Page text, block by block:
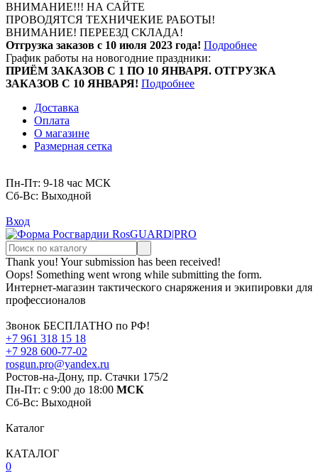
ВНИМАНИЕ!!! НА САЙТЕ
ПРОВОДЯТСЯ ТЕХНИЧЕКИЕ РАБОТЫ!
ВНИМАНИЕ! ПЕРЕЕЗД СКЛАДА!
Отгрузка заказов с 10 июля 2023 года! Подробнее
График работы на новогодние праздники:
ПРИЁМ ЗАКАЗОВ С 1 ПО 10 ЯНВАРЯ. ОТГРУЗКА
ЗАКАЗОВ С 10 ЯНВАРЯ! Подробнее
Доставка
Оплата
О магазине
Размерная сетка
Пн-Пт: 9-18 час МСК
Cб-Вс: Выходной
Вход
Thank you! Your submission has been received!
Oops! Something went wrong while submitting the form.
Интернет-магазин тактического снаряжения и экипировки для
профессионалов
Звонок БЕСПЛАТНО по РФ!
+7 961 318 15 18
+7 928 600-77-02
rosgun.pro@yandex.ru
Ростов-на-Дону, пр. Стачки 175/2
Пн-Пт: с 9:00 до 18:00 МСК
Cб-Вс: Выходной
Каталог
КАТАЛОГ
0